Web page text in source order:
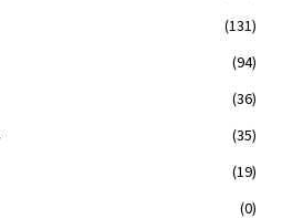
(131)
(94)
(36)
(35)
(19)
(0)